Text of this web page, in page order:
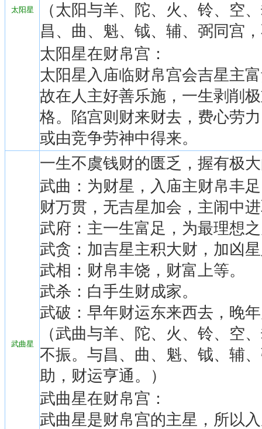
太阳星
（太阳与羊、陀、火、铃、空
昌、曲、魁、钺、辅、弼同宫
太阳星在财帛宫：
太阳星入庙临财帛宫会吉星主
故在人主好善乐施，一生剥削
格。陷宫则财来财去，费心劳
或由竞争劳神中得来。
武曲星
一生不虞钱财的匮乏，握有极
武曲：为财星，入庙主财帛丰
财万贯，无吉星加会，主闹中
武府：主一生富足，为最理想
武贪：加吉星主积大财，加凶
武相：财帛丰饶，财富上等。
武杀：白手生财成家。
武破：早年财运东来西去，晚
（武曲与羊、陀、火、铃、空
不振。与昌、曲、魁、钺、辅
助，财运亨通。）
武曲星在财帛宫：
武曲星是财帛宫的主星，所以